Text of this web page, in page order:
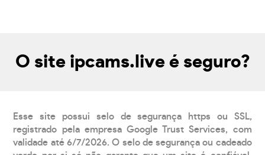
O site ipcams.live é seguro?
Esse site possui selo de segurança https ou SSL,
registrado pela empresa Google Trust Services, com
validade até 6/7/2026. O selo de segurança ou cadeado